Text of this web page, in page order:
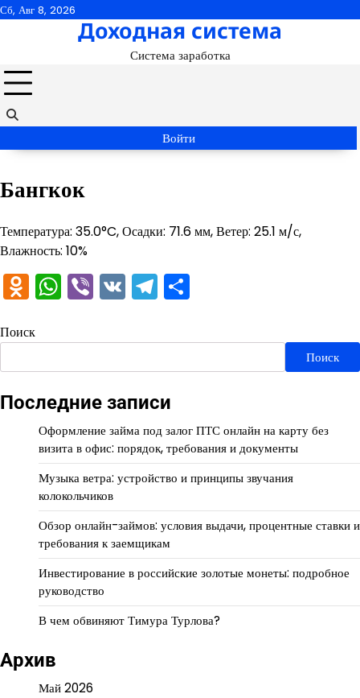
Перейти
Сб, Авг 8, 2026
Доходная система
Система заработка
Войти
Бангкок
Температура: 35.0°C, Осадки: 71.6 мм, Ветер: 25.1 м/с,
Влажность: 10%
Odnoklassniki
WhatsApp
Viber
VKTelegram
Поиск
Поиск
Последние записи
Оформление займа под залог ПТС онлайн на карту без
визита в офис: порядок, требования и документы
Музыка ветра: устройство и принципы звучания
колокольчиков
Обзор онлайн-займов: условия выдачи, процентные ставки и
требования к заемщикам
Инвестирование в российские золотые монеты: подробное
руководство
В чем обвиняют Тимура Турлова?
Архив
Май 2026